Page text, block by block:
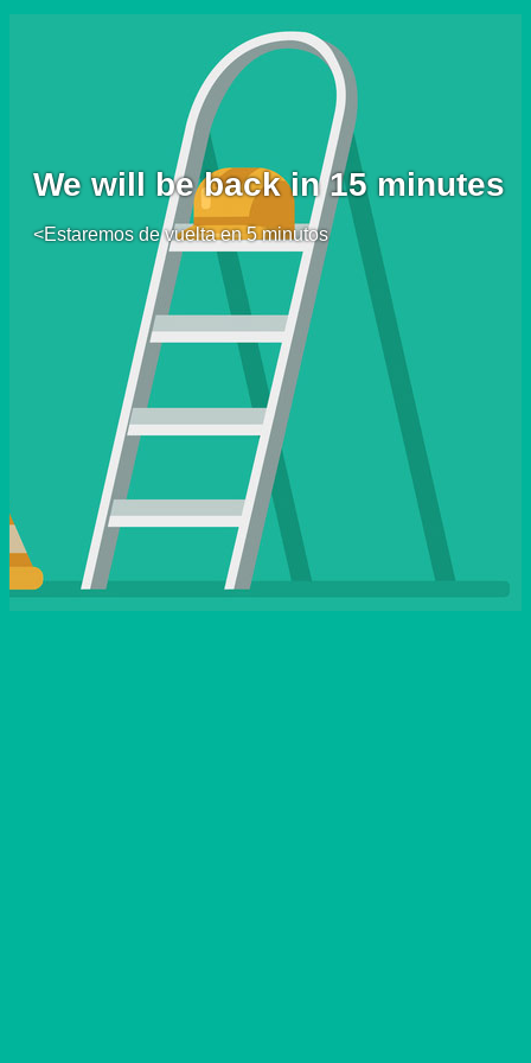
We will be back in 15 minutes
<Estaremos de vuelta en 5 minutos